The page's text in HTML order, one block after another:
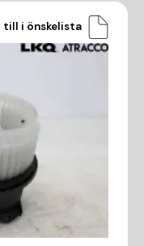
till i önskelista